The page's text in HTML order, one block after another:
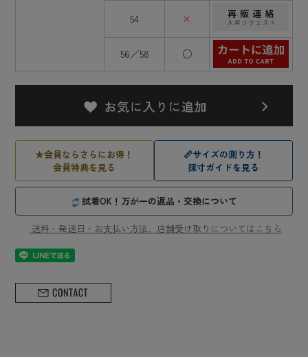
54 ×
56／58 ○
★会員ならさらにお得！
会員特典を見る
📏サイズの測り方！
採寸ガイドを見る
試着OK！万が一の返品・交換について
送料・発送日・お支払い方法、店舗受け取りについてはこちら